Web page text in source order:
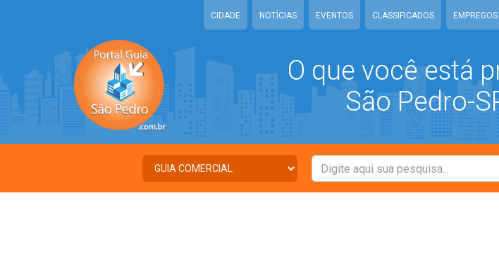
CIDADE NOTÍCIAS EVENTOS CLASSIFICADOS EMPREGOS
O que você está
São Pedro-